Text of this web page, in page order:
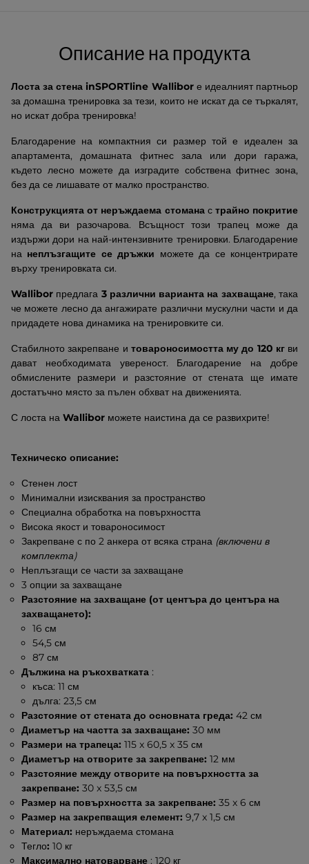
Описание на продукта
Лоста за стена inSPORTline Walliborе идеалният партньор
за домашна тренировка за тези, които не искат да се търкалят,
но искат добра тренировка!
Благодарение на компактния си размер той е идеален за
апартамента, домашната фитнес зала или дори гаража,
където лесно можете да изградите собствена фитнес зона,
без да се лишавате от малко пространство.
Конструкцията от неръждаема стомана с трайно покритие
няма да ви разочарова. Всъщност този трапец може да
издържи дори на най-интензивните тренировки. Благодарение
на неплъзгащите се дръжки можете да се концентрирате
върху тренировката си.
Wallibor предлага 3 различни варианта на захващане, така
че можете лесно да ангажирате различни мускулни части и да
придадете нова динамика на тренировките си.
Стабилното закрепване и товароносимостта му до 120 кг ви
дават необходимата увереност. Благодарение на добре
обмислените размери и разстояние от стената ще имате
достатъчно място за пълен обхват на движенията.
С лоста на Wallibor можете наистина да се развихрите!
Техническо описание:
Стенен лост
Минимални изисквания за пространство
Специална обработка на повърхността
Висока якост и товароносимост
Закрепване с по 2 анкера от всяка страна (включени в
комплекта)
Неплъзгащи се части за захващане
3 опции за захващане
Разстояние на захващане (от центъра до центъра на
захващането):
16 см
54,5 см
87 см
Дължина на ръкохватката :
къса: 11 см
дълга: 23,5 см
Разстояние от стената до основната греда:42 см
Диаметър на частта за захващане:30 мм
Размери на трапеца:115 x 60,5 x 35 см
Диаметър на отворите за закрепване: 12 мм
Разстояние между отворите на повърхността за
закрепване:30 x 53,5 см
Размер на повърхността за закрепване:35 x 6 см
Размер на закрепващия елемент:9,7 x 1,5 см
Материал: неръждаема стомана
Тегло: 10 кг
Максимално натоварване : 120 кг